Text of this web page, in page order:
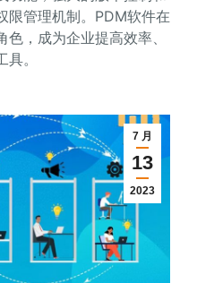
限管理机制。PDM软件在
，成为企业提高效率、
。
7 月
13
2023